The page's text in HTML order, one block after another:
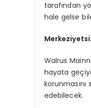
tarafından
hale gelse
Walrus
hayata
edebilecek.